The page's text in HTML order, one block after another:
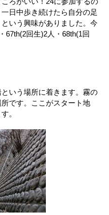
日中歩き続けたら自分の足
いう興味がありました。今
67th(2回生)2人・68th(1回
いう場所に着きます。霧の
です。ここがスタート地
。